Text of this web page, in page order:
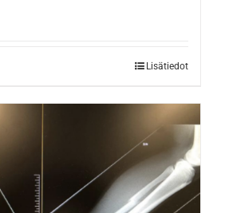
Lisätiedot